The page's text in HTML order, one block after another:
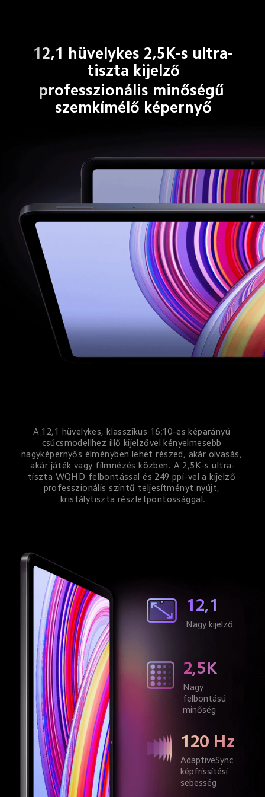
12,1 hüvelykes 2,5K-s ultra-
tiszta kijelző
professzionális minőségű
szemkímélő képernyő
A 12,1 hüvelykes, klasszikus 16:10-es képarányú
csúcsmodellhez illő kijelzővel kényelmesebb
nagyképernyős élményben lehet részed, akár olvasás,
akár játék vagy filmnézés közben. A 2,5K-s ultra-
tiszta WQHD felbontással és 249 ppi-vel a kijelző
professzionális szintű teljesítményt nyújt,
kristálytiszta részletpontossággal.
12,1
Nagy kijelző
2,5K
Nagy
felbontású
minőség
120 Hz
AdaptiveSync
képfrissítési
sebesség